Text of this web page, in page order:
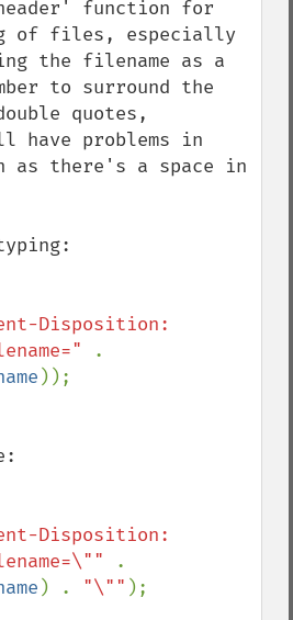
function for
of files, especially
the filename as a
to surround the
quotes,
have problems in
as there's a space in
Disposition:
Disposition:
) . "\""